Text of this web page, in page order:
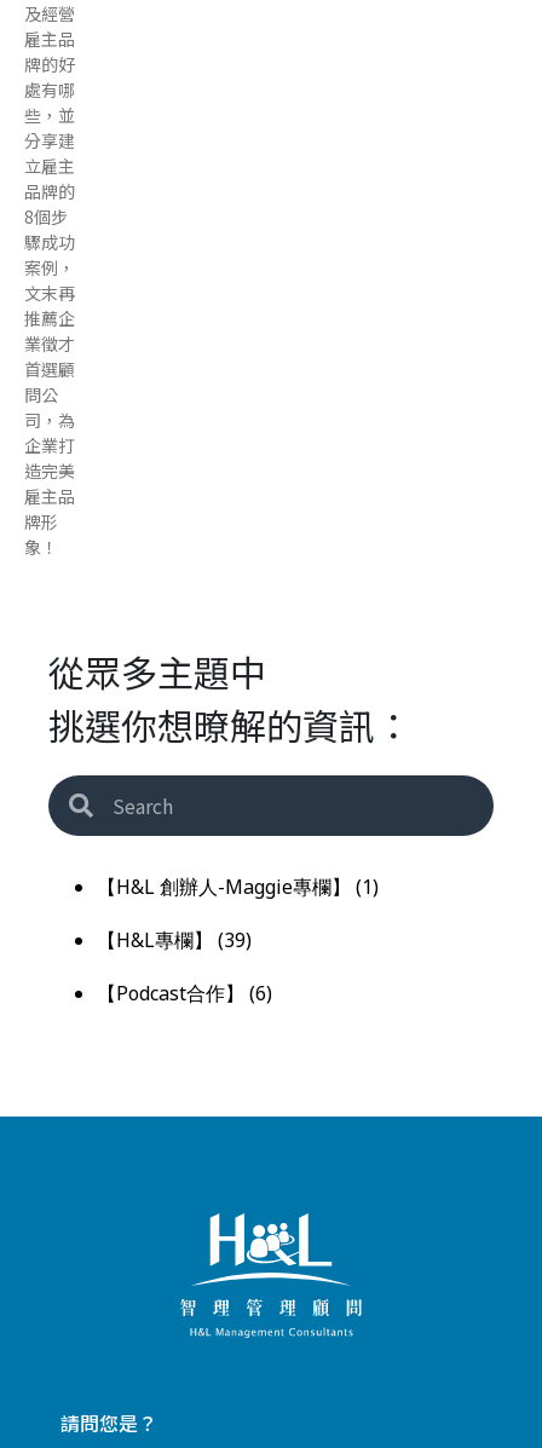
及經營
雇主品
牌的好
處有哪
些，並
分享建
立雇主
品牌的
8個步
驟成功
案例，
文末再
推薦企
業徵才
首選顧
問公
司，為
企業打
造完美
雇主品
牌形
象！
從眾多主題中
挑選你想暸解的資訊：
【H&L 創辦人-Maggie專欄】
(1)
【H&L專欄】
(39)
【Podcast合作】
(6)
請問您是？